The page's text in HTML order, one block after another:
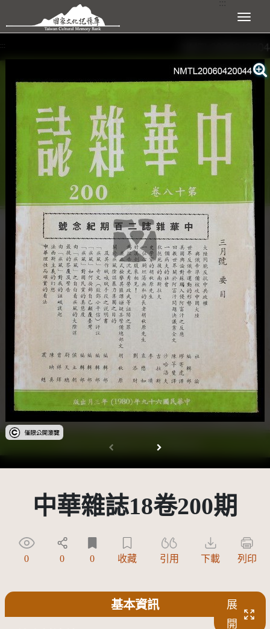
跳到主要內容區塊 展開選單
:::
受著作權法保護-僅限於本平台有限度公開瀏覽
中華雜誌18卷200期
0 0 0 收藏 引用 下載 列印
基本資訊
展
開